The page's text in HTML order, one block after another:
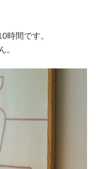
時間です。
。